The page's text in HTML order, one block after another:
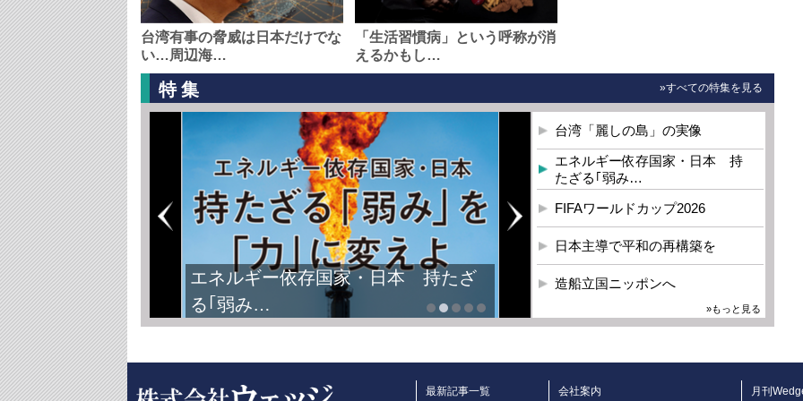
台湾有事の脅威は日本だけでな
い…周辺海…
「生活習慣病」という呼称が消
えるかもし…
特集 »すべての特集を見る
エネルギー依存国家・日本 持たざ
る｢弱み…
台湾「麗しの島」の実像
エネルギー依存国家・日本 持
たざる｢弱み…
FIFAワールドカップ2026
日本主導で平和の再構築を
造船立国ニッポンへ
»もっと見る
最新記事一覧 会社案内 月刊